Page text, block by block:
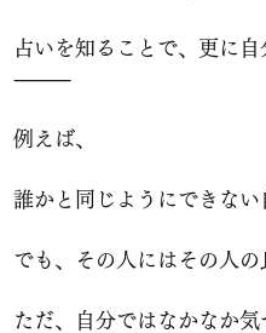
占いを知ることで、更に
⸻
例えば、
誰かと同じようにできない
でも、その人にはその人の
ただ、自分ではなかなか気